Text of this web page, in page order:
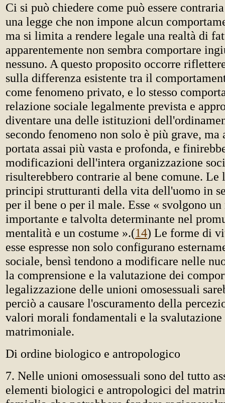
Ci si può chiedere come può essere
una legge che non impone alcun
ma si limita a rendere legale una realtà di
apparentemente non sembra comportare
nessuno. A questo proposito occorre
sulla differenza esistente tra il
come fenomeno privato, e lo stesso
relazione sociale legalmente prevista e
diventare una delle istituzioni
secondo fenomeno non solo è più grave, ma
portata assai più vasta e profonda, e
modificazioni dell'intera organizzazione
risulterebbero contrarie al bene comune.
principi strutturanti della vita dell'uomo in
per il bene o per il male. Esse « svolgono
importante e talvolta determinante nel
mentalità e un costume ».(14) Le forme di
esse espresse non solo configurano
sociale, bensì tendono a modificare nelle
la comprensione e la valutazione dei
legalizzazione delle unioni omosessuali
perciò a causare l'oscuramento della
valori morali fondamentali e la
matrimoniale.
Di ordine biologico e antropologico
7. Nelle unioni omosessuali sono del tutto
elementi biologici e antropologici del